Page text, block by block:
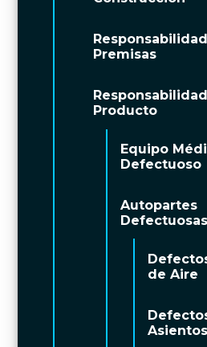
Premisas
Producto
Equipo
Defectuoso
Autopartes
Defectuosas
de Aire